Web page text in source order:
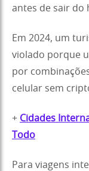
antes de sair do
Em 2024, um
violado porque
por
celular sem
+ Cidades
Todo
Para viagens